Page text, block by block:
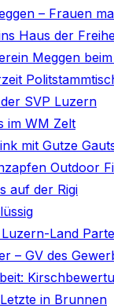
– Frauen
Haus der
Meggen
SVP Luzern
im WM Zelt
mit Gutze
Outdoor
auf der Rigi
Land
– GV des
in Brunnen